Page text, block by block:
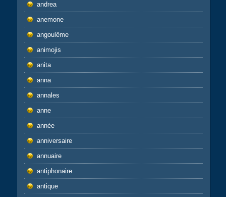
andrea
anemone
angoulême
animojis
anita
anna
annales
anne
année
anniversaire
annuaire
antiphonaire
antique